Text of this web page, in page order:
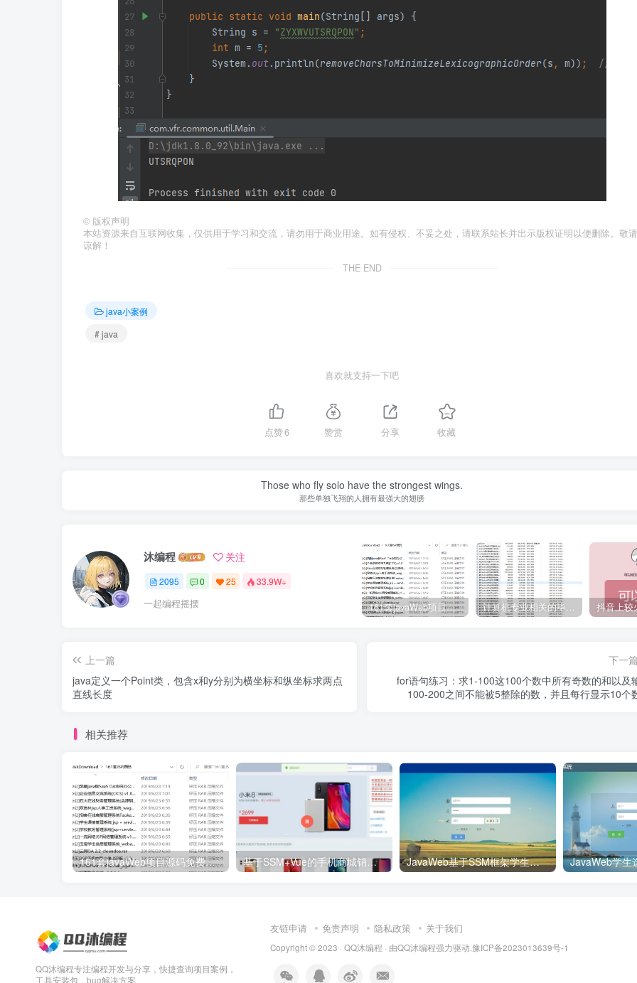
© 版权声明
本站资源来自互联网收集，仅供用于学习和交流，请勿用于商业用途。如有侵权、不妥之处，请联系站长并出示版权证明以便删除。敬请
谅解！
THE END
java小案例
# java
喜欢就支持一下吧
点赞6 赞赏 分享 收藏
Those who fly solo have the strongest wings.
那些单独飞翔的人拥有最强大的翅膀
沐编程 关注
2095 0 25 33.9W+
一起编程摇摆 161套javaWeb项目源码免费分享 计算机专业相关的毕业设计论文合集免费下载
上一篇
java定义一个Point类，包含x和y分别为横坐标和纵坐标求两点
直线长度
下一
for语句练习：求1-100这100个数中所有奇数的和以及
100-200之间不能被5整除的数，并且每行显示10个
相关推荐
161套javaWeb项目源码免费分享 基于SSM+Vue的手机商城销售系统项目源码附论文 JavaWeb基于SSM框架学生信息管理系统项目完整源码附带部署教程
QQ沐编程专注编程开发与分享，快捷查询项目案例，
工具安装包，bug解决方案
友链申请 免责声明 隐私政策 关于我们
Copyright © 2023 · QQ沐编程 · 由QQ沐编程强力驱动. 豫ICP备2023013639号-1